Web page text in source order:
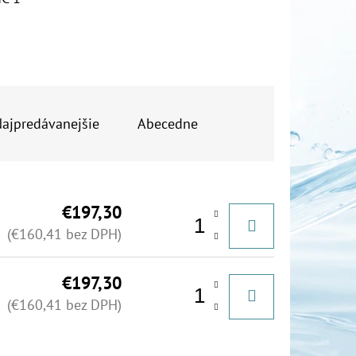
Abecedne
€197,30
(€160,41 bez DPH)
€197,30
(€160,41 bez DPH)